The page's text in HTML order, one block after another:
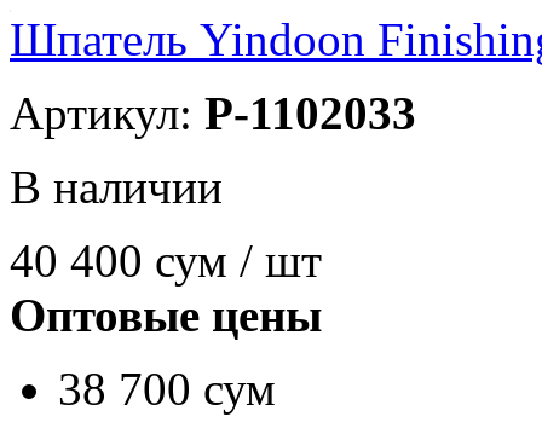
Шпатель Yindoon
Артикул: P-1102033
В наличии
40 400 сум / шт
Оптовые цены
38 700 сум